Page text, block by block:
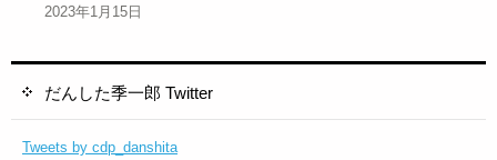
2023年1月15日
だんした季一郎 Twitter
Tweets by cdp_danshita